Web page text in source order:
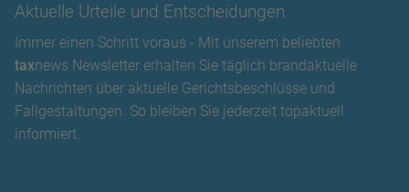
Aktuelle Urteile und Entscheidungen
Immer einen Schritt voraus - Mit unserem beliebten
taxnews Newsletter erhalten Sie täglich brandaktuelle
Nachrichten über aktuelle Gerichtsbeschlüsse und
Fallgestaltungen. So bleiben Sie jederzeit topaktuell
informiert.